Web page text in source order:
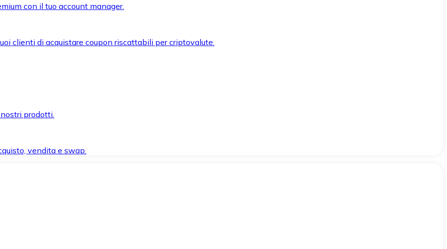
con il tuo account manager.
clienti di acquistare coupon riscattabili per criptovalute.
prodotti.
vendita e swap.